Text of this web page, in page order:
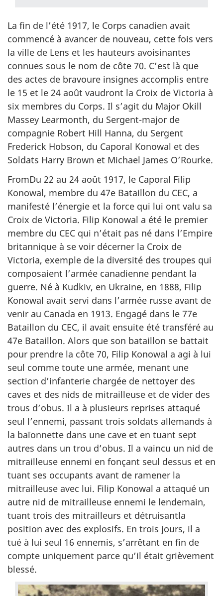
La fin de l’été 1917, le Corps canadien avait
commencé à avancer de nouveau, cette fois vers
la ville de Lens et les hauteurs avoisinantes
connues sous le nom de côte 70. C’est là que
des actes de bravoure insignes accomplis entre
le 15 et le 24 août vaudront la Croix de Victoria à
six membres du Corps. Il s’agit du Major Okill
Massey Learmonth, du Sergent-major de
compagnie Robert Hill Hanna, du Sergent
Frederick Hobson, du Caporal Konowal et des
Soldats Harry Brown et Michael James O’Rourke.
FromDu 22 au 24 août 1917, le Caporal Filip
Konowal, membre du 47e Bataillon du CEC, a
manifesté l’énergie et la force qui lui ont valu sa
Croix de Victoria. Filip Konowal a été le premier
membre du CEC qui n’était pas né dans l’Empire
britannique à se voir décerner la Croix de
Victoria, exemple de la diversité des troupes qui
composaient l’armée canadienne pendant la
guerre. Né à Kudkiv, en Ukraine, en 1888, Filip
Konowal avait servi dans l’armée russe avant de
venir au Canada en 1913. Engagé dans le 77e
Bataillon du CEC, il avait ensuite été transféré au
47e Bataillon. Alors que son bataillon se battait
pour prendre la côte 70, Filip Konowal a agi à lui
seul comme toute une armée, menant une
section d’infanterie chargée de nettoyer des
caves et des nids de mitrailleuse et de vider des
trous d’obus. Il a à plusieurs reprises attaqué
seul l’ennemi, passant trois soldats allemands à
la baïonnette dans une cave et en tuant sept
autres dans un trou d’obus. Il a vaincu un nid de
mitrailleuse ennemi en fonçant seul dessus et en
tuant ses occupants avant de ramener la
mitrailleuse avec lui. Filip Konowal a attaqué un
autre nid de mitrailleuse ennemi le lendemain,
tuant trois des mitrailleurs et détruisantla
position avec des explosifs. En trois jours, il a
tué à lui seul 16 ennemis, s’arrêtant en fin de
compte uniquement parce qu’il était grièvement
blessé.